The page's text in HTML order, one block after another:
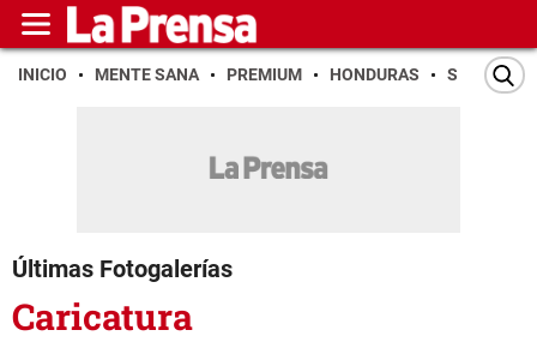
INICIO MENTE SANA PREMIUM HONDURAS SAN PEDRO
Últimas Fotogalerías
Caricatura